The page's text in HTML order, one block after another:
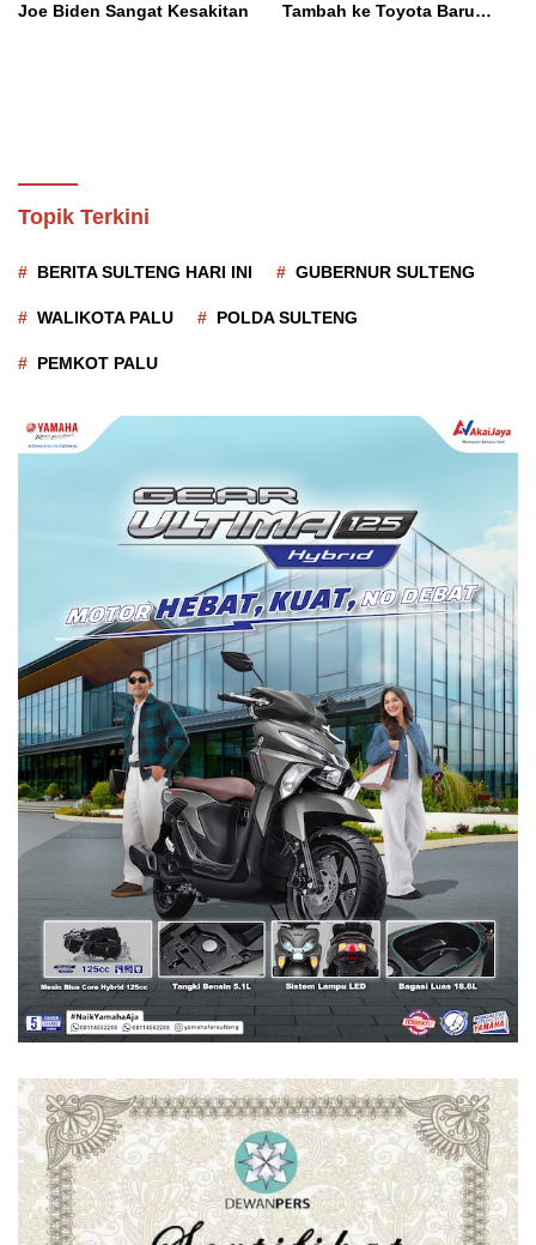
Joe Biden Sangat Kesakitan
Tambah ke Toyota Baru
Topik Terkini
BERITA SULTENG HARI INI GUBERNUR SULTENG
WALIKOTA PALU POLDA SULTENG
PEMKOT PALU